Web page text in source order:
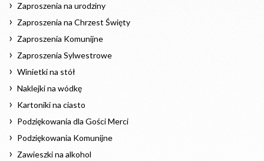
Zaproszenia na urodziny
Zaproszenia na Chrzest Święty
Zaproszenia Komunijne
Zaproszenia Sylwestrowe
Winietki na stół
Naklejki na wódkę
Kartoniki na ciasto
Podziękowania dla Gości Merci
Podziękowania Komunijne
Zawieszki na alkohol